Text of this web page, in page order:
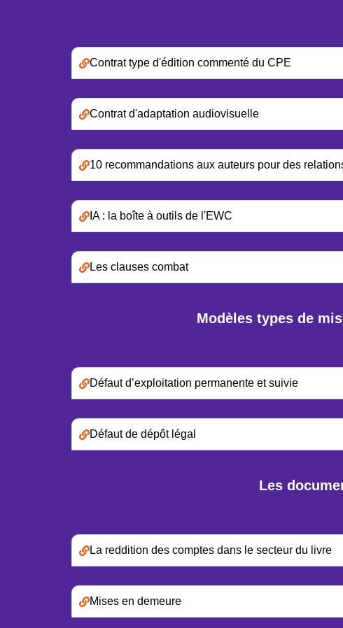
Contrat type d'édition commenté du CPE
Contrat d'adaptation audiovisuelle
10 recommandations aux auteurs pour des
IA : la boîte à outils de l'EWC
Les clauses combat
Modèles types de
Défaut d’exploitation permanente et suivie
Défaut de dépôt légal
Les
La reddition des comptes dans le secteur du livre
Mises en demeure